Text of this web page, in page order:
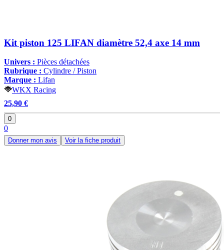
Kit piston 125 LIFAN diamètre 52,4 axe 14 mm
Univers : Pièces détachées
Rubrique : Cylindre / Piston
Marque : Lifan
WKX Racing
25,90 €
0
0
Donner mon avis Voir la fiche produit